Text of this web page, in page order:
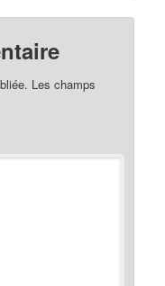
Les champs